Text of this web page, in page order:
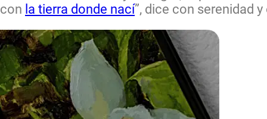
la tierra donde nací”, dice con serenidad